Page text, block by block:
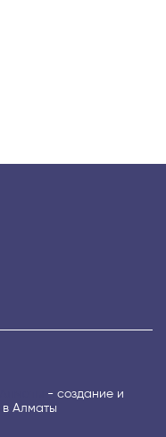
- создание и
в Алматы